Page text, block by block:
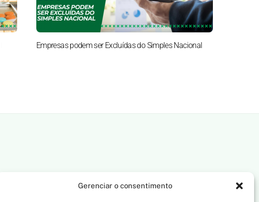
Gerenciar o consentimento
Empresas podem ser Excluídas do Simples Nacional